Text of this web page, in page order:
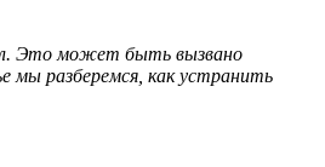
Это может быть вызвано
мы разберемся, как устранить